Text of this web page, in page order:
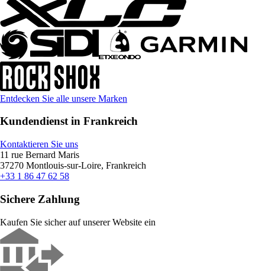
Entdecken Sie alle unsere Marken
Kundendienst in Frankreich
Kontaktieren Sie uns
11 rue Bernard Maris
37270 Montlouis-sur-Loire, Frankreich
+33 1 86 47 62 58
Sichere Zahlung
Kaufen Sie sicher auf unserer Website ein